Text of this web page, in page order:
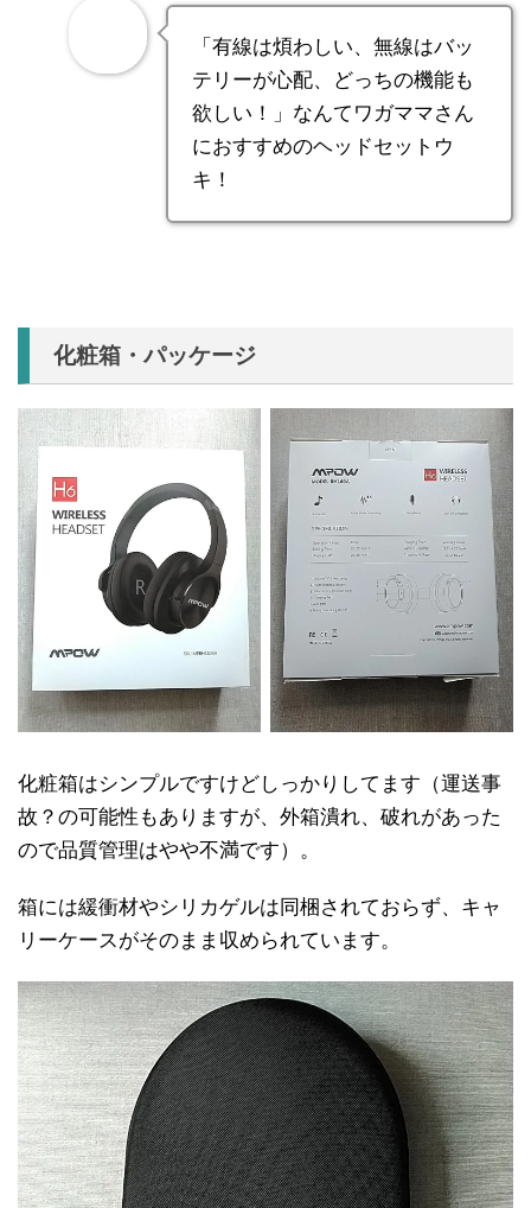
「有線は煩わしい、無線はバッ
テリーが心配、どっちの機能も
欲しい！」なんてワガママさん
におすすめのヘッドセットウ
キ！
化粧箱・パッケージ
化粧箱はシンプルですけどしっかりしてます（運送事
故？の可能性もありますが、外箱潰れ、破れがあった
ので品質管理はやや不満です）。
箱には緩衝材やシリカゲルは同梱されておらず、キャ
リーケースがそのまま収められています。